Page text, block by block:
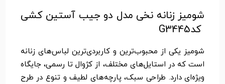
شومیز زنانه نخی مدل دو جیب آستین کشی
کدG3445
شومیز یکی از محبوب‌ترین و کاربردی‌ترین لباس‌های زنانه
است که در استایل‌های مختلف، از کژوال تا رسمی، جایگاه
ویژه‌ای دارد. طراحی سبک، پارچه‌های لطیف و تنوع در طرح